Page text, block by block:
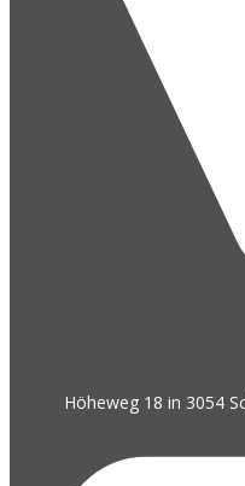
Höheweg 18 in 3054